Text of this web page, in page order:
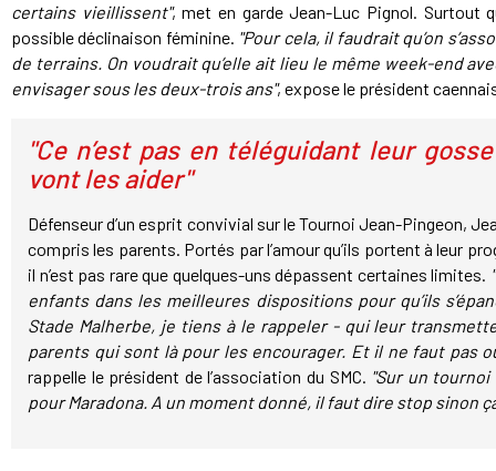
certains vieillissent", met en garde Jean-Luc Pignol. Surtout
possible déclinaison féminine. "Pour cela, il faudrait qu’on
de terrains. On voudrait qu’elle ait lieu le même week-end
envisager sous les deux-trois ans", expose le président
"Ce n’est pas en téléguidant leur
vont les aider"
Défenseur d’un esprit convivial sur le Tournoi Jean-Pingeon,
compris les parents. Portés par l’amour qu’ils portent à leur
il n’est pas rare que quelques-uns dépassent certaines limites.
enfants dans les meilleures dispositions pour qu’ils
Stade Malherbe, je tiens à le rappeler - qui leur
parents qui sont là pour les encourager. Et il ne faut pas
rappelle le président de l’association du SMC. "Sur un
pour Maradona. A un moment donné, il faut dire stop sinon